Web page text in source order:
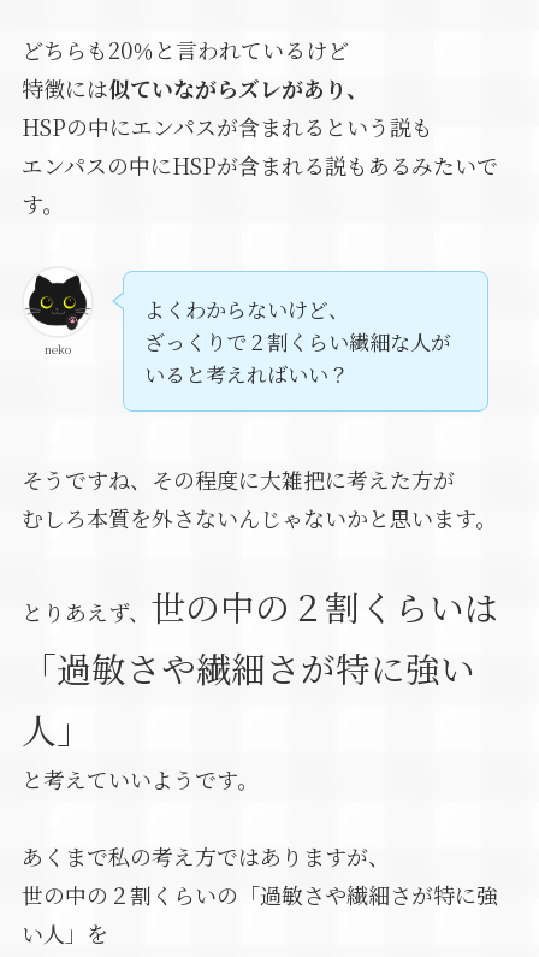
どちらも20％と言われているけど
特徴には似ていながらズレがあり、
HSPの中にエンパスが含まれるという説も
エンパスの中にHSPが含まれる説もあるみたいで
す。
neko
よくわからないけど、
ざっくりで２割くらい繊細な人が
いると考えればいい？
そうですね、その程度に大雑把に考えた方が
むしろ本質を外さないんじゃないかと思います。
とりあえず、 世の中の２割くらいは
「過敏さや繊細さが特に強い
人」
と考えていいようです。
あくまで私の考え方ではありますが、
世の中の２割くらいの「過敏さや繊細さが特に強
い人」を